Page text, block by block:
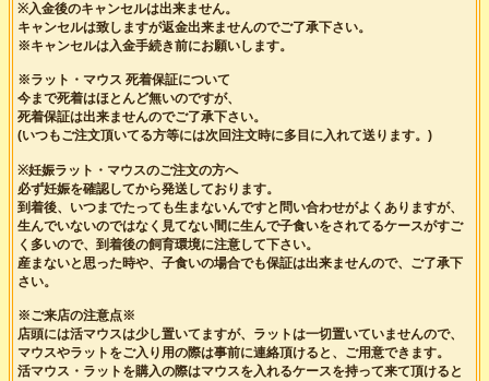
※入金後のキャンセルは出来ません。
キャンセルは致しますが返金出来ませんのでご了承下さい。
※キャンセルは入金手続き前にお願いします。
※ラット・マウス 死着保証について
今まで死着はほとんど無いのですが、
死着保証は出来ませんのでご了承下さい。
(いつもご注文頂いてる方等には次回注文時に多目に入れて送ります。)
※妊娠ラット・マウスのご注文の方へ
必ず妊娠を確認してから発送しております。
到着後、いつまでたっても生まないんですと問い合わせがよくありますが、
生んでいないのではなく見てない間に生んで子食いをされてるケースがすご
く多いので、到着後の飼育環境に注意して下さい。
産まないと思った時や、子食いの場合でも保証は出来ませんので、ご了承下
さい。
※ご来店の注意点※
店頭には活マウスは少し置いてますが、ラットは一切置いていませんので、
マウスやラットをご入り用の際は事前に連絡頂けると、ご用意できます。
活マウス・ラットを購入の際はマウスを入れるケースを持って来て頂けると